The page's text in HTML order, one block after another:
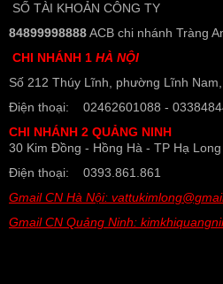
SỐ TÀI KHOẢN CÔNG TY
84899998888ACB chi nhánh Tràng
CHI NHÁNH 1 HÀ NỘI
Số 212 Thúy Lĩnh, phường Lĩnh
Điện thoại: 02462601088 -
CHI NHÁNH 2 QUẢNG NINH
30 Kim Đồng - Hồng Hà - TP Hạ
Điện thoại: 0393.861.861
Gmail CN Hà Nội:
Gmail CN Quảng Ninh: